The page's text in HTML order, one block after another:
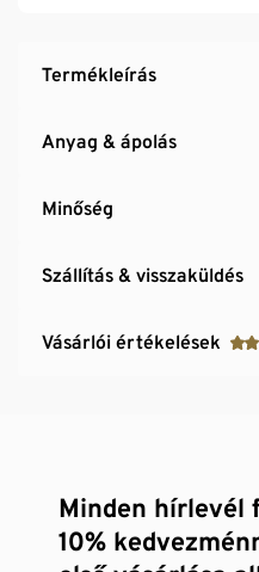
Termékleírás
Anyag & ápolás
Minőség
Szállítás & visszaküldés
Vásárlói értékelések
Minden hírlevél
10%